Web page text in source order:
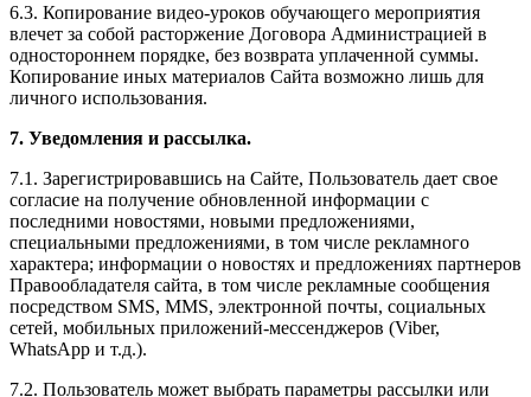
6.3. Копирование видео-уроков обучающего мероприятия
влечет за собой расторжение Договора Администрацией в
одностороннем порядке, без возврата уплаченной суммы.
Копирование иных материалов Сайта возможно лишь для
личного использования.
7. Уведомления и рассылка.
7.1. Зарегистрировавшись на Сайте, Пользователь дает свое
согласие на получение обновленной информации с
последними новостями, новыми предложениями,
специальными предложениями, в том числе рекламного
характера; информации о новостях и предложениях партнеров
Правообладателя сайта, в том числе рекламные сообщения
посредством SMS, MMS, электронной почты, социальных
сетей, мобильных приложений-мессенджеров (Viber,
WhatsApp и т.д.).
7.2. Пользователь может выбрать параметры рассылки или